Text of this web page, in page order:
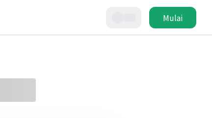
Mulai